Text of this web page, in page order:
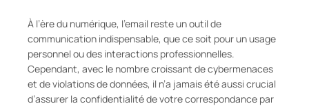
À l’ère du numérique, l’email reste un outil de
communication indispensable, que ce soit pour un usage
personnel ou des interactions professionnelles.
Cependant, avec le nombre croissant de cybermenaces
et de violations de données, il n’a jamais été aussi crucial
d’assurer la confidentialité de votre correspondance par